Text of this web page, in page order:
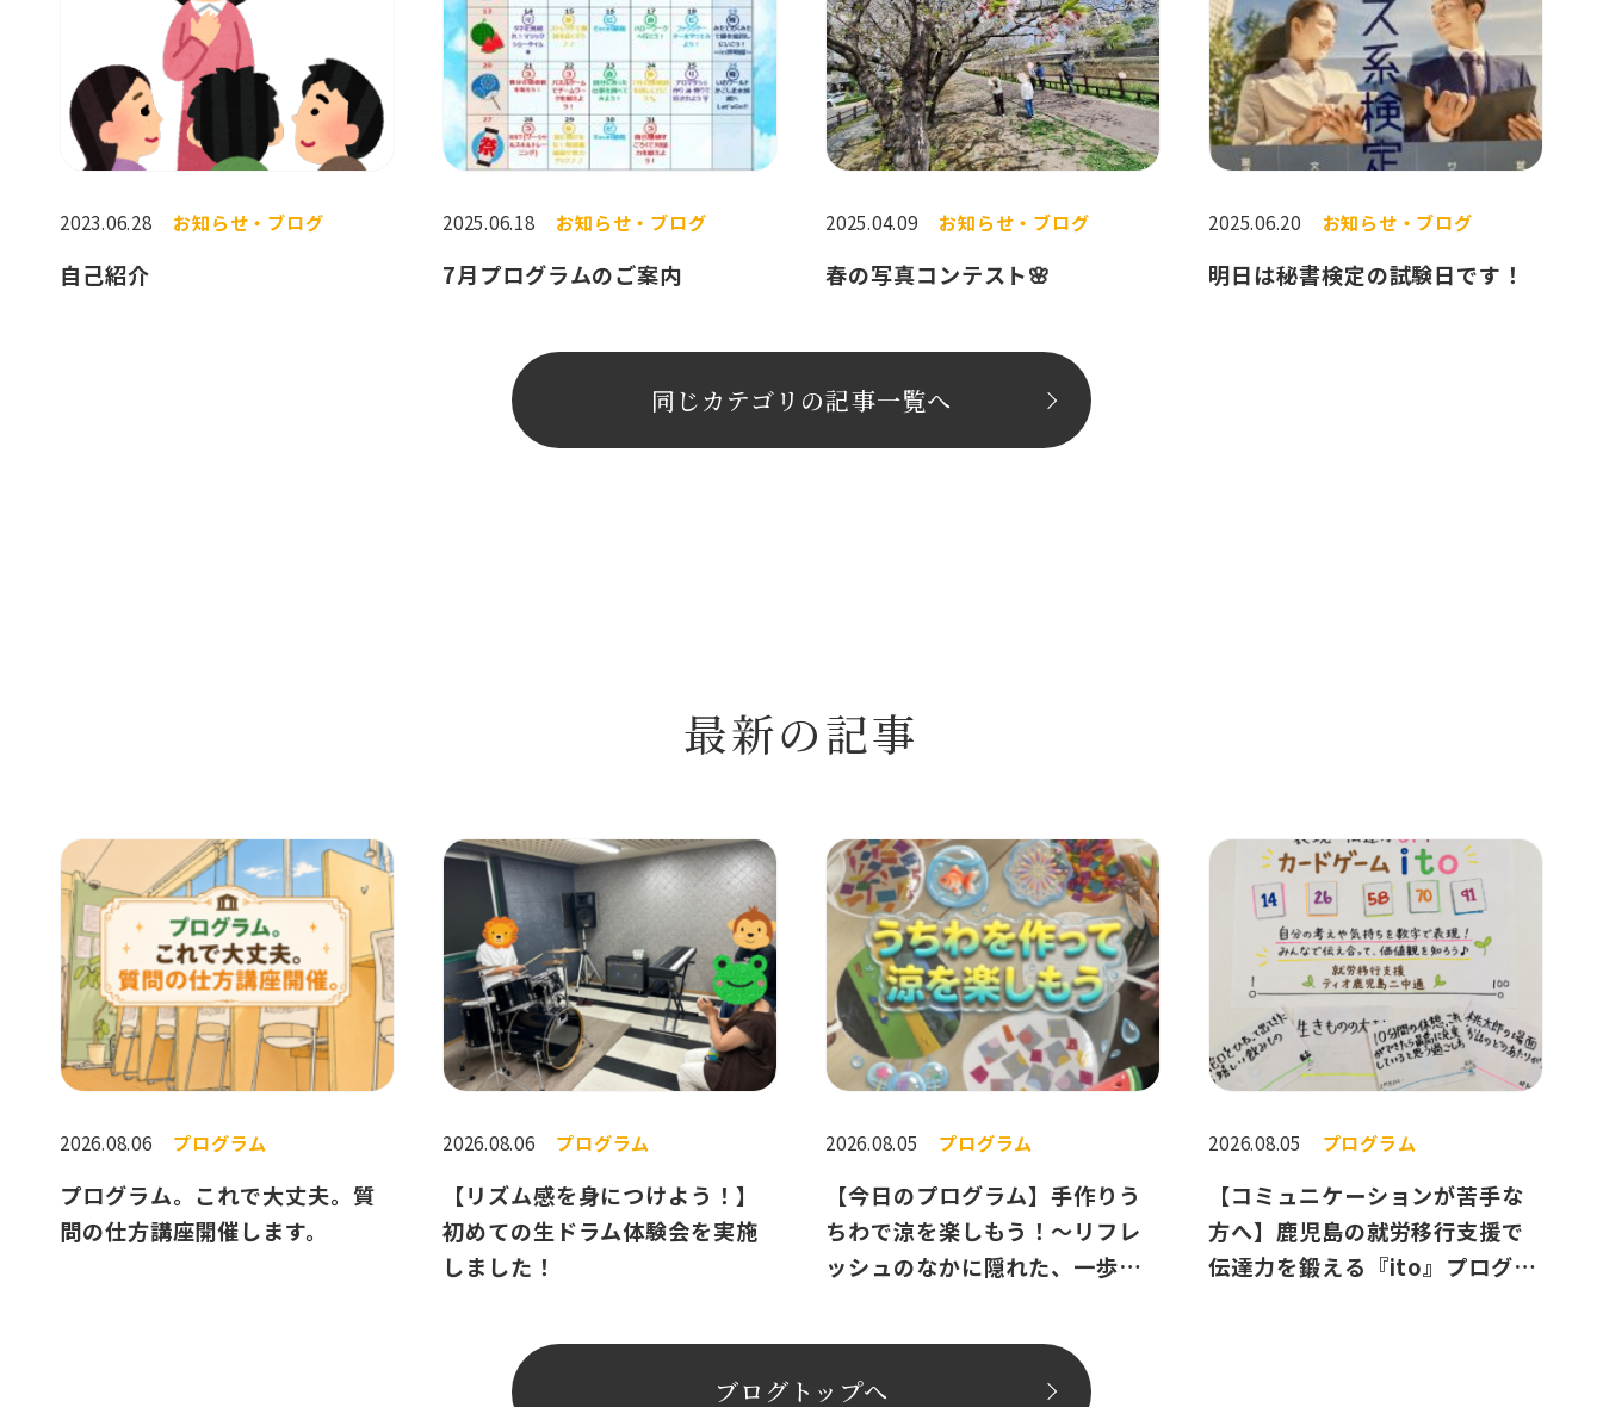
2023.06.28 お知らせ・ブログ
自己紹介
2025.06.18 お知らせ・ブログ
7月プログラムのご案内
2025.04.09 お知らせ・ブログ
春の写真コンテスト🌸
2025.06.20 お知らせ・ブログ
明日は秘書検定の試験日です！
同じカテゴリの記事⼀覧へ
最新の記事
2026.08.06 プログラム
プログラム。これで大丈夫。質
問の仕方講座開催します。
2026.08.06 プログラム
【リズム感を身につけよう！】
初めての生ドラム体験会を実施
しました！
2026.08.05 プログラム
【今日のプログラム】手作りう
ちわで涼を楽しもう！〜リフレ
ッシュのなかに隠れた、一歩進
2026.08.05 プログラム
【コミュニケーションが苦手な
方へ】鹿児島の就労移行支援で
伝達力を鍛える『ito』プログラ
ブログトップへ